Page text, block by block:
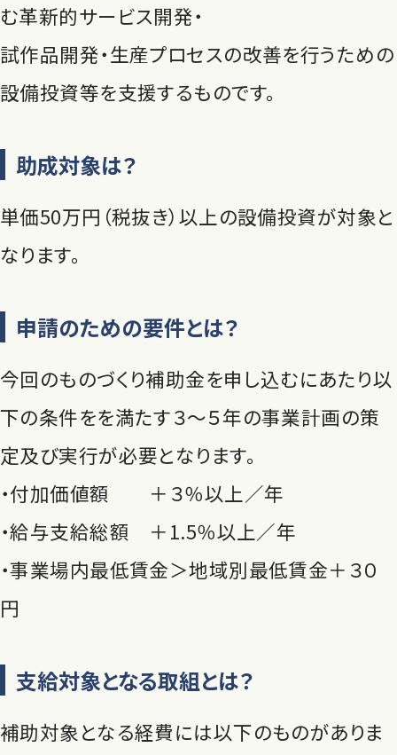
む革新的サービス開発・
試作品開発・生産プロセスの改善を行うための
設備投資等を支援するものです。
助成対象は？
単価50万円（税抜き）以上の設備投資が対象と
なります。
申請のための要件とは？
今回のものづくり補助金を申し込むにあたり以
下の条件をを満たす３～５年の事業計画の策
定及び実行が必要となります。
・付加価値額 ＋３％以上／年
・給与支給総額 ＋1.5％以上／年
・事業場内最低賃金＞地域別最低賃金＋３０
円
支給対象となる取組とは？
補助対象となる経費には以下のものがありま